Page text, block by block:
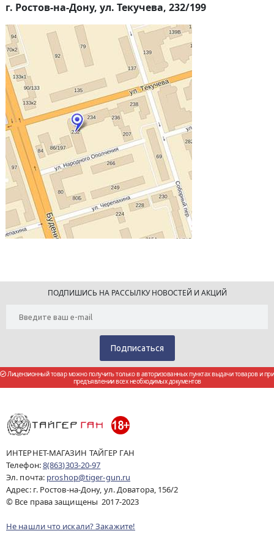
г. Ростов-на-Дону, ул. Текучева, 232/199
ПОДПИШИСЬ НА РАССЫЛКУ НОВОСТЕЙ И АКЦИЙ
Лицензионный товар можно получить только в авторизованных пунктах выдачи товаров и при
предъявлении всех необходимых документов
ИНТЕРНЕТ-МАГАЗИН ТАЙГЕР ГАН
Телефон:8(863)303-20-97
Эл. почта: proshop@tiger-gun.ru
Адрес: г. Ростов-на-Дону, ул. Доватора, 156/2
© Все права защищены 2017-2023
Не нашли что искали? Закажите!